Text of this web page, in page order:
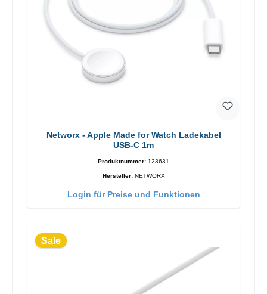
Networx - Apple Made for Watch Ladekabel
USB-C 1m
Produktnummer: 123631
Hersteller: NETWORX
Login für Preise und Funktionen
Sale